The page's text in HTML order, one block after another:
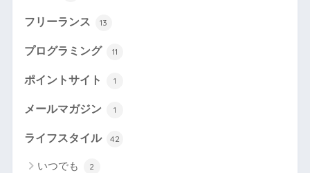
フリーランス 13
プログラミング 11
ポイントサイト 1
メールマガジン 1
ライフスタイル 42
いつでも 2